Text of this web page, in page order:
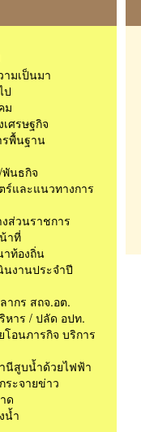
มเป็นมา
ป
ม
ศรษฐกิจ
รพื้นฐาน
นธกิจ
ร์และแนวทางการ
ส่วนราชการ
าที่
ท้องถิ่น
นงานประจำปี
ากร สถจ.อต.
หาร / ปลัด อปท.
อนภารกิจ บริการ
นีสูบน้ำด้วยไฟฟ้า
ระจายข่าว
ด
น้ำ